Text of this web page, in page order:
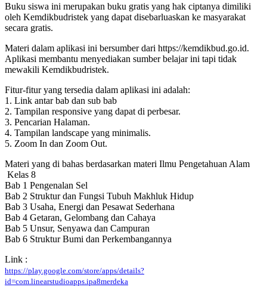
Buku siswa ini merupakan buku gratis yang hak ciptanya dimiliki
oleh Kemdikbudristek yang dapat disebarluaskan ke masyarakat
secara gratis.
Materi dalam aplikasi ini bersumber dari https://kemdikbud.go.id.
Aplikasi membantu menyediakan sumber belajar ini tapi tidak
mewakili Kemdikbudristek.
Fitur-fitur yang tersedia dalam aplikasi ini adalah:
1. Link antar bab dan sub bab
2. Tampilan responsive yang dapat di perbesar.
3. Pencarian Halaman.
4. Tampilan landscape yang minimalis.
5. Zoom In dan Zoom Out.
Materi yang di bahas berdasarkan materi Ilmu Pengetahuan Alam
Kelas 8
Bab 1 Pengenalan Sel
Bab 2 Struktur dan Fungsi Tubuh Makhluk Hidup
Bab 3 Usaha, Energi dan Pesawat Sederhana
Bab 4 Getaran, Gelombang dan Cahaya
Bab 5 Unsur, Senyawa dan Campuran
Bab 6 Struktur Bumi dan Perkembangannya
Link :
https://play.google.com/store/apps/details?
id=com.linearstudioapps.ipa8merdeka